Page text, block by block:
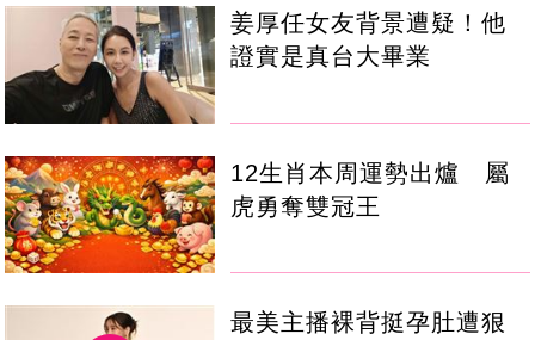
姜厚任女友背景遭疑！他
證實是真台大畢業
12生肖本周運勢出爐 屬
虎勇奪雙冠王
最美主播裸背挺孕肚遭狠